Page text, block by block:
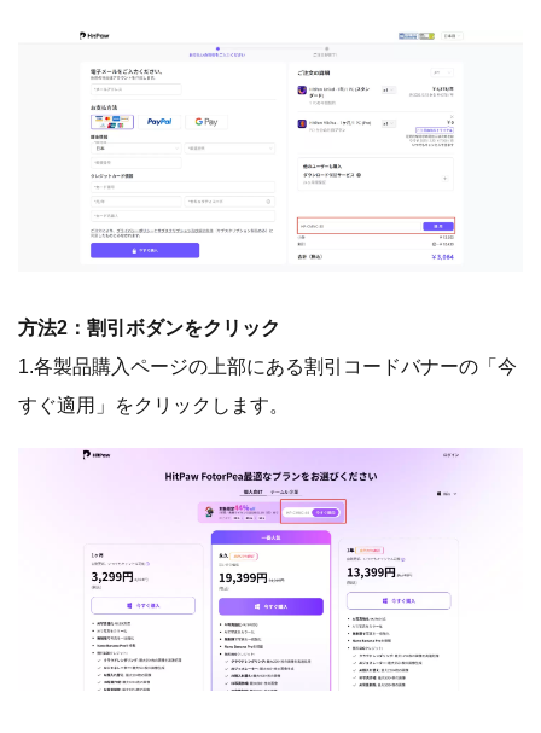
方法2：割引ボダンをクリック
1.各製品購入ページの上部にある割引コードバナーの「今
すぐ適用」をクリックします。